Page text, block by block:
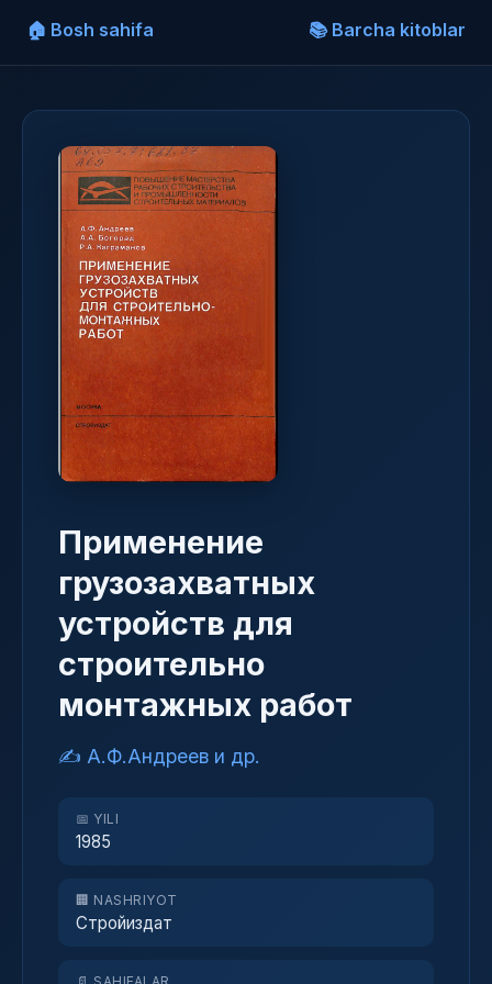
🏠 Bosh sahifa 📚 Barcha kitoblar
Применение
грузозахватных
устройств для
строительно
монтажных работ
✍️ А.Ф.Андреев и др.
📅 YILI
1985
🏢 NASHRIYOT
Стройиздат